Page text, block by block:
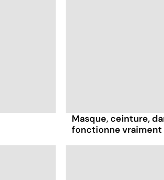
Masque, ceinture,
fonctionne